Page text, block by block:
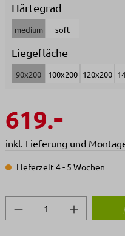
Härtegrad
medium soft
Liegefläche
90x200 100x200 120x200
619.-
inkl. Lieferung und
Lieferzeit 4 - 5 Wochen
Produkt Anzahl: